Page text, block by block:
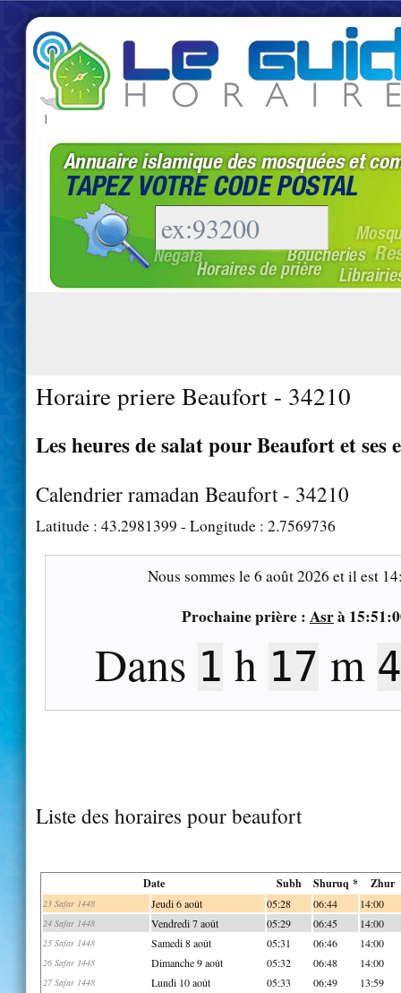
|
Horaire priere Beaufort - 34210
Les heures de salat pour Beaufort et ses
Calendrier ramadan Beaufort - 34210
Latitude : 43.2981399 - Longitude : 2.7569736
Nous sommes le6 août 2026 et il est
Prochaine prière : Asrà
Dans 1 h 17 m
Liste des horaires pour beaufort
Date Subh Shuruq * Zhur
23 Safar 1448 Jeudi 6 août 05:28 06:44 14:00
24 Safar 1448 Vendredi 7 août 05:29 06:45 14:00
25 Safar 1448 Samedi 8 août 05:31 06:46 14:00
26 Safar 1448 Dimanche 9 août 05:32 06:48 14:00
27 Safar 1448 Lundi 10 août 05:33 06:49 13:59